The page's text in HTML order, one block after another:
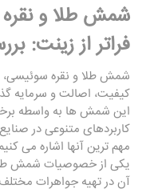
شمش طلا و
فراتر از زینت:
شمش طلا و نقره سوئیسی،
کیفیت، اصالت و سرمایه‌
این شمش ‌ها به واسطه
کاربردهای متنوعی در
مهم ‌ترین آنها اشاره می‌
یکی از خصوصیات شمش
آن در تهیه جواهرات